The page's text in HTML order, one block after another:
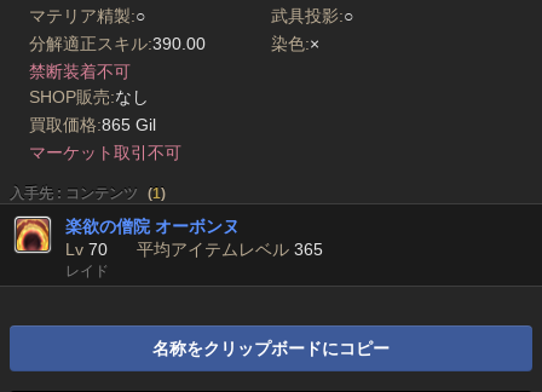
マテリア精製:○ 武具投影:○
分解適正スキル:390.00 染色:×
禁断装着不可
SHOP販売:なし
買取価格:865 Gil
マーケット取引不可
入手先 : コンテンツ (1)
楽欲の僧院 オーボンヌ
Lv 70 平均アイテムレベル 365
レイド
名称をクリップボードにコピー